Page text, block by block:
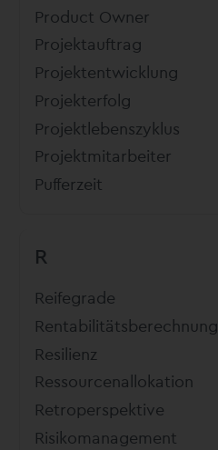
Product Owner
Projektauftrag
Projektentwicklung
Projekterfolg
Projektlebenszyklus
Projektmitarbeiter
Pufferzeit
R
Reifegrade
Rentabilitätsberechnung
Resilienz
Ressourcenallokation
Retroperspektive
Risikomanagement